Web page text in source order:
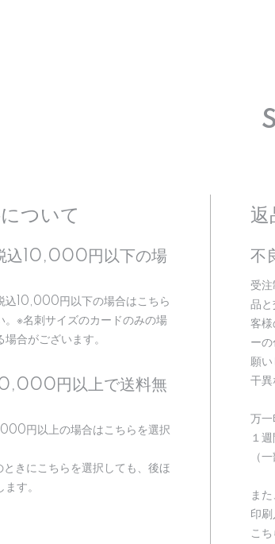
ついて
込10,000円以下の場
込10,000円以下の場合はこちら
。※名刺サイズのカードのみの場
合がございます。
円以上で送料無
円以上の場合はこちらを選択
きにこちらを選択しても、後ほ
す。
返
不
受
品と
客様
ー
願
干異
万一
１
（
ま
印
こ